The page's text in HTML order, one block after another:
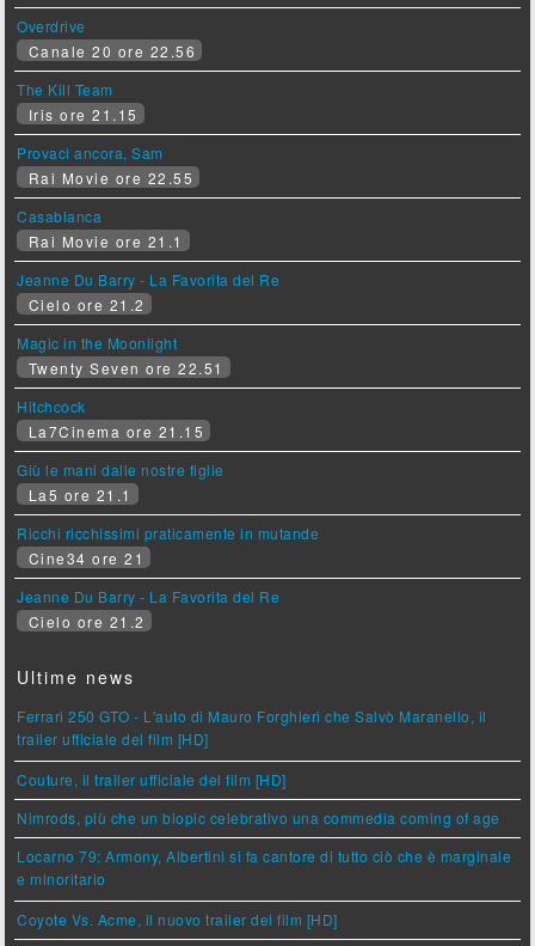
Overdrive
Canale 20 ore 22.56
The Kill Team
Iris ore 21.15
Provaci ancora, Sam
Rai Movie ore 22.55
Casablanca
Rai Movie ore 21.1
Jeanne Du Barry - La Favorita del Re
Cielo ore 21.2
Magic in the Moonlight
Twenty Seven ore 22.51
Hitchcock
La7Cinema ore 21.15
Giù le mani dalle nostre figlie
La5 ore 21.1
Ricchi ricchissimi praticamente in mutande
Cine34 ore 21
Jeanne Du Barry - La Favorita del Re
Cielo ore 21.2
Ultime news
Ferrari 250 GTO - L'auto di Mauro Forghieri che Salvò Maranello, il
trailer ufficiale del film [HD]
Couture, il trailer ufficiale del film [HD]
Nimrods, più che un biopic celebrativo una commedia coming of age
Locarno 79: Armony, Albertini si fa cantore di tutto ciò che è marginale
e minoritario
Coyote Vs. Acme, il nuovo trailer del film [HD]